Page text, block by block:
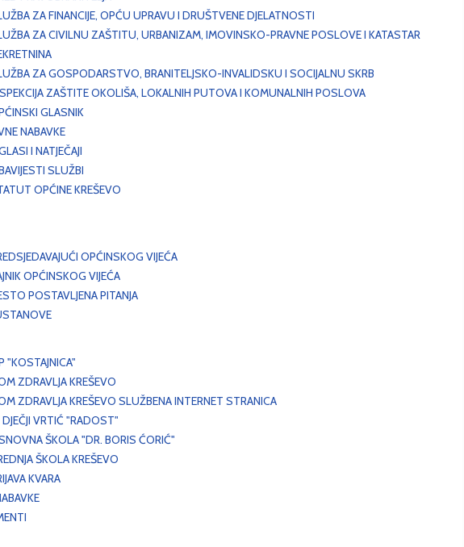
ZA FINANCIJE, OPĆU UPRAVU I DRUŠTVENE DJELATNOSTI
ZA CIVILNU ZAŠTITU, URBANIZAM, IMOVINSKO-PRAVNE POSLOVE I KATASTAR
ZA GOSPODARSTVO, BRANITELJSKO-INVALIDSKU I SOCIJALNU SKRB
ZAŠTITE OKOLIŠA, LOKALNIH PUTOVA I KOMUNALNIH POSLOVA
GLASNIK
NABAVKE
I NATJEČAJI
SLUŽBI
OPĆINE KREŠEVO
OPĆINSKOG VIJEĆA
OPĆINSKOG VIJEĆA
POSTAVLJENA PITANJA
"KOSTAJNICA"
ZDRAVLJA KREŠEVO
ZDRAVLJA KREŠEVO SLUŽBENA INTERNET STRANICA
DJEČJI VRTIĆ "RADOST"
ŠKOLA "DR. BORIS ĆORIĆ"
ŠKOLA KREŠEVO
KVARA